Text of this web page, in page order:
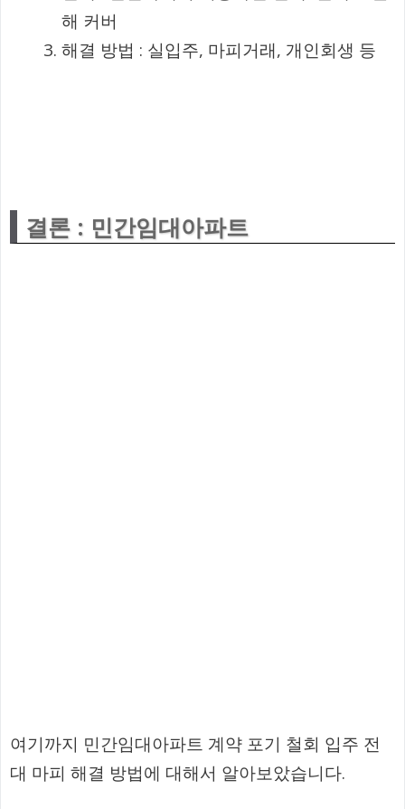
해 커버
해결 방법 : 실입주, 마피거래, 개인회생 등
결론 : 민간임대아파트
여기까지 민간임대아파트 계약 포기 철회 입주 전
대 마피 해결 방법에 대해서 알아보았습니다.